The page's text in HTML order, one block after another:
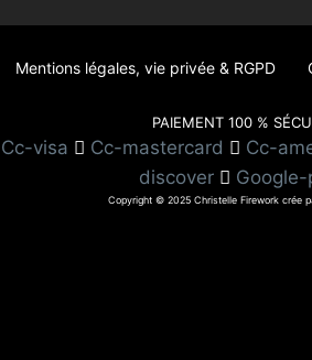
Mentions légales, vie privée & RGPD
PAIEMENT 100 %
Cc-visa Cc-mastercard Cc-
discover
Google-
Copyright © 2025 Christelle Firework crée